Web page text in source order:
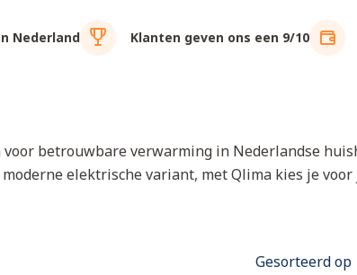
Nederland Klanten geven ons een 9/10
betrouwbare verwarming in Nederlandse
elektrische variant, met Qlima kies je
Gesorteerd op